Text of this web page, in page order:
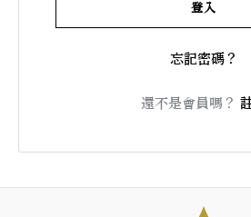
登入
忘記密碼？
還不是會員嗎？